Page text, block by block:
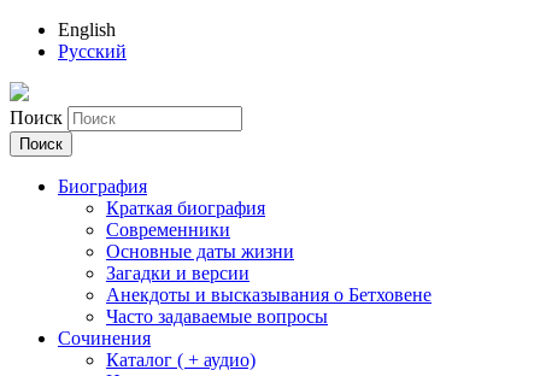
English
Русский
Поиск
Биография
Краткая биография
Современники
Основные даты жизни
Загадки и версии
Анекдоты и высказывания о Бетховене
Часто задаваемые вопросы
Сочинения
Каталог ( + аудио)